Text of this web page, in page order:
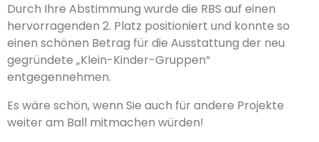
Durch Ihre Abstimmung wurde die RBS auf einen
hervorragenden 2. Platz positioniert und konnte so
einen schönen Betrag für die Ausstattung der neu
gegründete „Klein-Kinder-Gruppen“
entgegennehmen.
Es wäre schön, wenn Sie auch für andere Projekte
weiter am Ball mitmachen würden!